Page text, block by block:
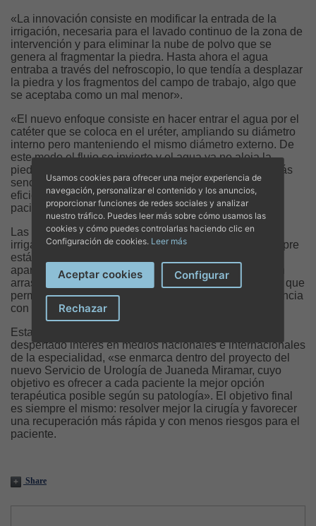
«La innovación consiste en modificar la entrada de la
irrigación, necesaria para el lavado continuo de la zona de
intervención y para eliminar la nube de polvo que se
genera al fragmentar la piedra. Hasta ahora el agua
entraba a través del nefroscopio, lo que tendía a desplazar
la piedra y los fragmentos del campo de trabajo, algo que
se aceptaba como un mal menor».
«El nuevo enfoque consiste en hacer entrar el agua por el
catéter que se coloca en el uréter, ampliando su diámetro
interno pero manteniendo el mismo diámetro externo. De
este modo el flujo se invierte y el agua ya no aleja la
piedra del campo de intervención. La cirugía resulta más
sencilla para el cirujano y, como consecuencia, más
eficiente y segura, con una mejor recuperación para el
paciente».
Las ventajas específicas para el cirujano son que «la
irrigación es continua, no se interrumpe, el medio siempre
está limpio y no se pierde agua. Los fragmentos no se
apartan ni migran a otras partes del riñón, sino que son
arrastrados por la corriente hacia el lugar de trabajo, lo que
permite intervenir con mayor control y utilizar más potencia
con mayor seguridad».
Esta innovación, que desde su presentación ha
despertado interés en medios nacionales e internacionales
de la especialidad, «se enmarca dentro del proyecto del
nuevo Servicio de Urología de Juaneda Miramar, cuyo
objetivo es ofrecer a cada paciente la mejor opción
terapéutica posible según su patología». El objetivo final
es siempre el mismo: resolver mejor la cirugía y favorecer
una recuperación más rápida y con menos riesgos para el
paciente.
Share
Usamos cookies para ofrecer una mejor experiencia de
navegación, personalizar el contenido y los anuncios,
proporcionar funciones de redes sociales y analizar
nuestro tráfico. Puedes leer más sobre cómo usamos las
cookies y cómo puedes controlarlas haciendo clic en
Configuración de cookies. Leer más
Aceptar cookies Configurar
Rechazar